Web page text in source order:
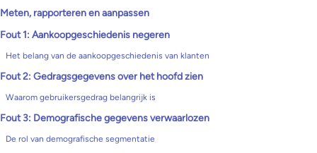
Meten, rapporteren en aanpassen
Fout 1: Aankoopgeschiedenis negeren
Het belang van de aankoopgeschiedenis van klanten
Fout 2: Gedragsgegevens over het hoofd zien
Waarom gebruikersgedrag belangrijk is
Fout 3: Demografische gegevens verwaarlozen
De rol van demografische segmentatie